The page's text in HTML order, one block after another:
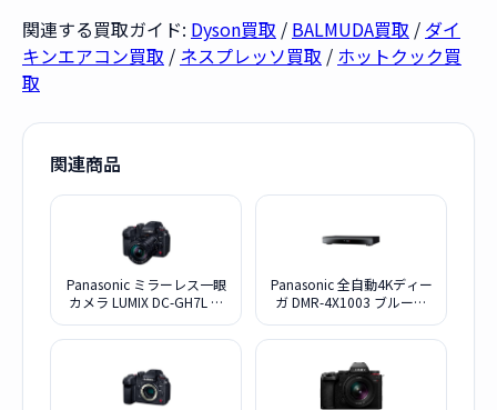
関連する買取ガイド: Dyson買取 / BALMUDA買取 / ダイ
キンエアコン買取 / ネスプレッソ買取 / ホットクック買
取
関連商品
Panasonic ミラーレス一眼
カメラ LUMIX DC-GH7L 標
Panasonic 全自動4Kディー
ガ DMR-4X1003 ブルーレ
10TB